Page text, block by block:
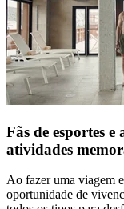
Fãs de esportes
atividades
Ao fazer uma viagem
oportunidade de